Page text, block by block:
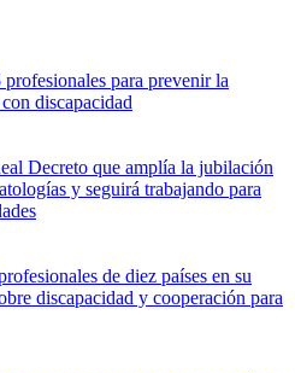
para prevenir la
discapacidad
Decreto que amplía la jubilación
y seguirá trabajando para
de diez países en su
discapacidad y cooperación para